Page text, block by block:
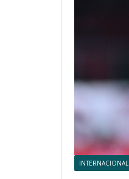
INTERNACIONAL